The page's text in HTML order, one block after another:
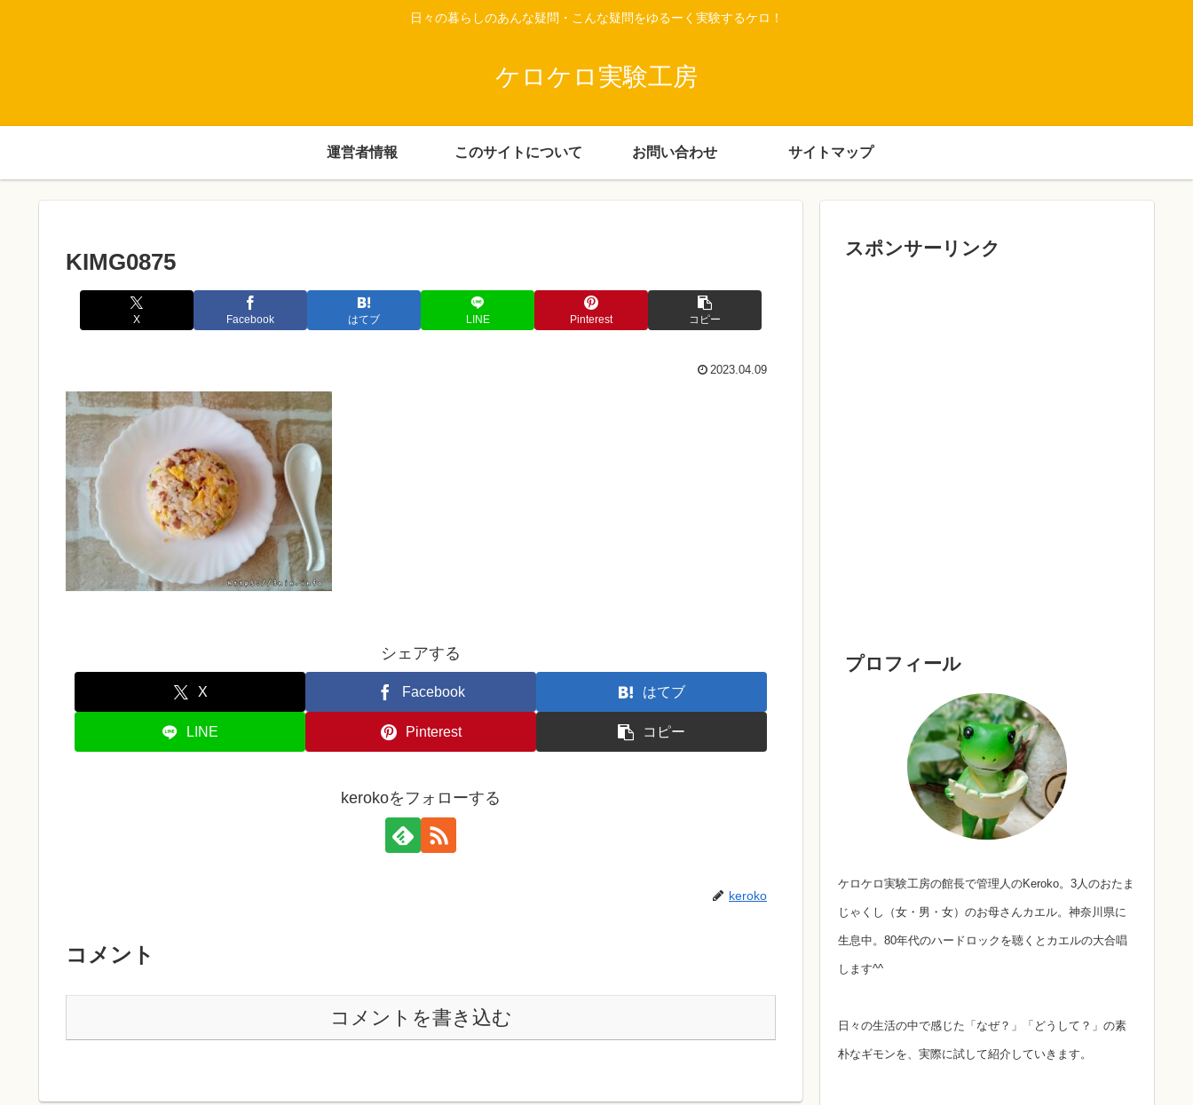
日々の暮らしのあんな疑問・こんな疑問をゆるーく実験するケロ！
ケロケロ実験工房
運営者情報 このサイトについて お問い合わせ サイトマップ
KIMG0875
X Facebook はてブ LINE Pinterest コピー
2023.04.09
シェアする
X Facebook はてブ
LINE Pinterest コピー
kerokoをフォローする
keroko
コメント
コメントを書き込む
スポンサーリンク
プロフィール
ケロケロ実験工房の館長で管理人のKeroko。3人のおたま
じゃくし（女・男・女）のお母さんカエル。神奈川県に
生息中。80年代のハードロックを聴くとカエルの大合唱
します^^
日々の生活の中で感じた「なぜ？」「どうして？」の素
朴なギモンを、実際に試して紹介していきます。